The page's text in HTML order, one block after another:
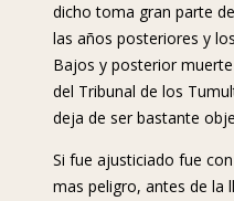
dicho toma gran parte
las años posteriores y
Bajos y posterior
del Tribunal de los
deja de ser bastante
Si fue ajusticiado fue
mas peligro, antes de la